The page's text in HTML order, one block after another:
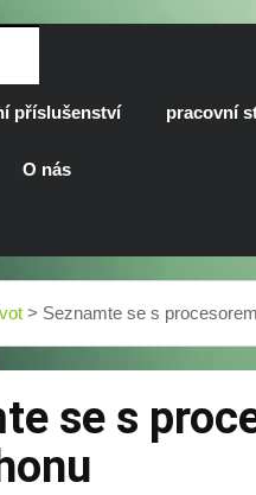
příslušenství pracovní
O nás
> Seznamte se s
se s